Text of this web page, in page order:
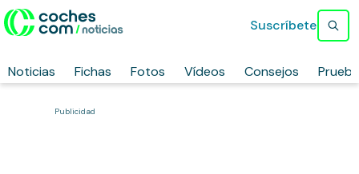
Noticias Fichas Fotos Vídeos Consejos
Suscríbete
Publicidad